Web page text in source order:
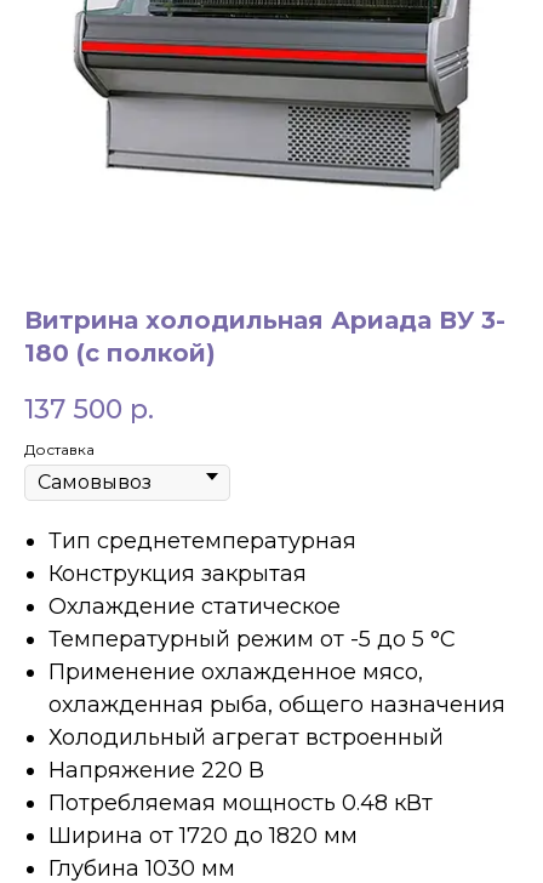
98
Витрина холодильная Ариада ВУ 3-
180 (с полкой)
137 500 р.
Доставка
Тип среднетемпературная
Конструкция закрытая
Охлаждение статическое
Температурный режим от -5 до 5 °C
Применение охлажденное мясо,
охлажденная рыба, общего назначения
Холодильный агрегат встроенный
Напряжение 220 В
Потребляемая мощность 0.48 кВт
Ширина от 1720 до 1820 мм
Глубина 1030 мм